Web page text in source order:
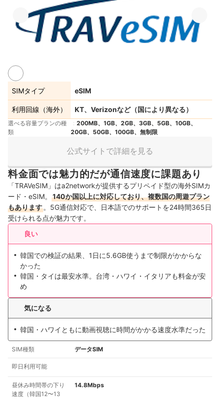
SIMタイプ eSIM
利用回線（海外） KT、Verizonなど（国により異なる）
選べる容量プランの種
類
200MB、1GB、2GB、3GB、5GB、10GB、
20GB、50GB、100GB、無制限
公式サイトで詳細を見る
料金面では魅力的だが通信速度に課題あり
「TRAVeSIM」はa2networkが提供するプリペイド型の海外SIMカ
ード・eSIM。
140か国以上に対応しており、複数国の周遊プラン
もあります 。5G通信対応で、日本語でのサポートを24時間365日
受けられる点が魅力です。
良い
韓国での検証の結果、1日に5.6GB使うまで制限がかからな
かった
韓国・タイは最安水準。台湾・ハワイ・イタリアも料金が安
め
気になる
韓国・ハワイともに動画視聴に時間がかかる速度水準だった
SIM種類 データSIM
即日利用可能
昼休み時間帯の下り
速度（韓国12〜13
14.8Mbps